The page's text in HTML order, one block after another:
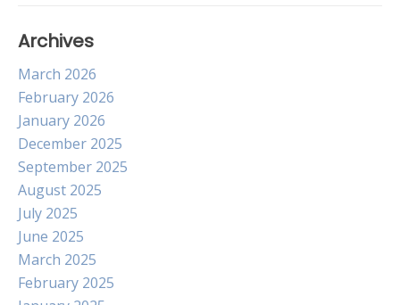
Archives
March 2026
February 2026
January 2026
December 2025
September 2025
August 2025
July 2025
June 2025
March 2025
February 2025